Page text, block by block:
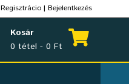
Regisztrácio | Bejelentkezés
Kosár
0 tétel - 0 Ft